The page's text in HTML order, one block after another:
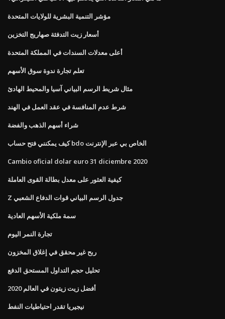
مؤشر التنمية البشرية للولايات المتحدة
أسعار زيت التدفئة صهاريج التخزين
أعلى معدلات السندات في المملكة المتحدة
تعلم تجارة ندوة سوق الأسهم
مثال شريط الرسم البياني آسيا والمحيط الهادئ
شرط عدم المنافسة في عقد العمل في الهند
شراء أسهم الذهب والفضة
كيف يمكنني فتح حساب bdo الخاص بي عبر الإنترنت
Cambio oficial dolar euro 31 diciembre 2020
كيفية العثور على معدل بطالة القوى العاملة
Z جدول الرسم البياني قوات الدفاع الشعبي
سمة ملكية الأسهم العادية
تجارة النمر اليوم
ربح غير محقق في إغلاق المخزون
تحليل حجم التداول المستحق الدفع
أفضل زيت زيتون في العالم 2020
نيجيريا تقدر احتياطيات النفط